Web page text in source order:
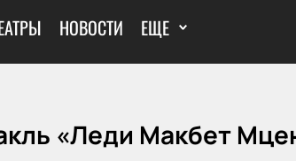
НОВОСТИ ЕЩЕ
«Леди Макбет